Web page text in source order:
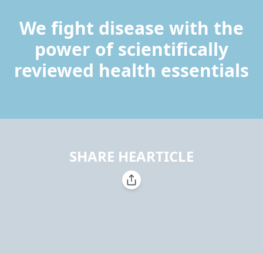
We fight disease with the
power of scientifically
reviewed health essentials
SHARE HEARTICLE